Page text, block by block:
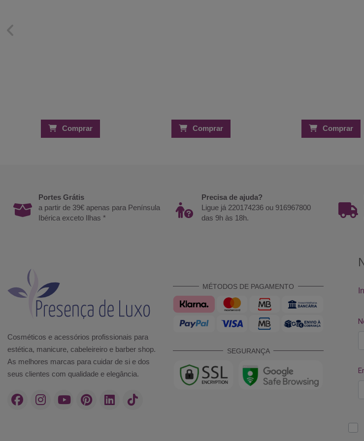
Comprar Comprar Comprar
Portes Grátis
a partir de 39€ apenas para Península
Ibérica exceto Ilhas *
Precisa de ajuda?
Ligue já 220174236 ou 916967800
das 9h às 18h.
Cosméticos e acessórios profissionais para
estética, manicure, cabeleireiro e barber shop.
As melhores marcas para cuidar de si e dos
seus clientes com qualidade e elegância.
MÉTODOS DE PAGAMENTO
SEGURANÇA